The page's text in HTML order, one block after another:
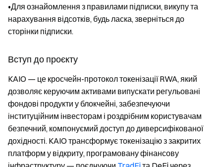
•Для ознайомлення з правилами підписки, викупу та
нарахування відсотків, будь ласка, зверніться до
сторінки підписки.
Вступ до проєкту
KAIO — це кросчейн-протокол токенізації RWA, який
дозволяє керуючим активами випускати регульовані
фондові продукти у блокчейні, забезпечуючи
інституційним інвесторам і роздрібним користувачам
безпечний, компонуємий доступ до диверсифікованої
дохідності. KAIO трансформує токенізацію з закритих
платформ у відкриту, програмовану фінансову